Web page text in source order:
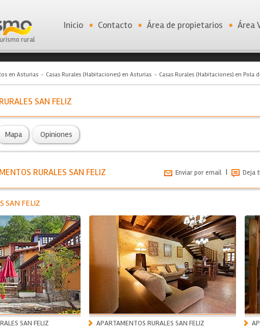
rural
Inicio Contacto Área de propietarios Área
en Asturias Casas Rurales (Habitaciones) en Asturias Casas Rurales (Habitaciones) en Pola
SAN FELIZ
Mapa Opiniones
RURALES SAN FELIZ Enviar por email | Deja
SAN FELIZ
SAN FELIZ APARTAMENTOS RURALES SAN FELIZ